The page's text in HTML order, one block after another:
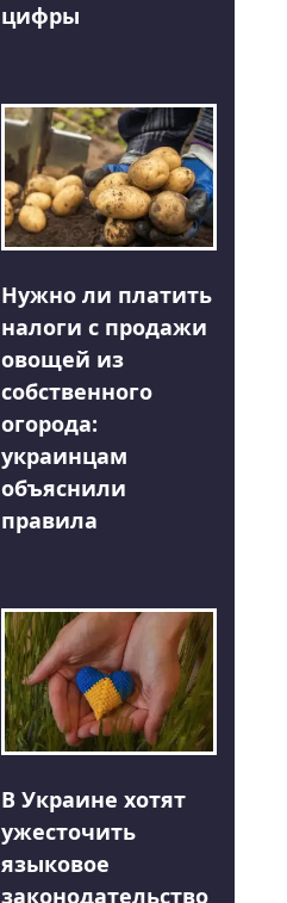
цифры
Нужно ли платить
налоги с продажи
овощей из
собственного
огорода:
украинцам
объяснили
правила
В Украине хотят
ужесточить
языковое
законодательство